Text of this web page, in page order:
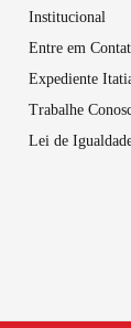
Institucional
Entre em
Expediente
Trabalhe
Lei de